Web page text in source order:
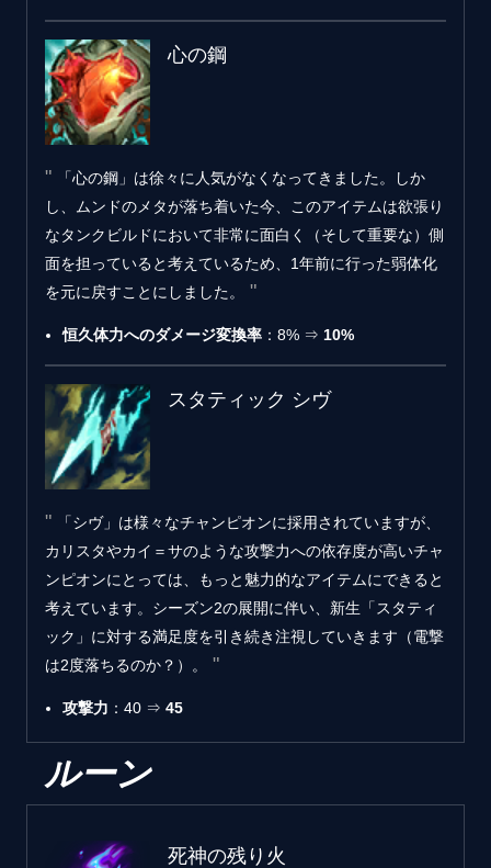
心の鋼
「心の鋼」は徐々に人気がなくなってきました。しか
し、ムンドのメタが落ち着いた今、このアイテムは欲張り
なタンクビルドにおいて非常に面白く（そして重要な）側
面を担っていると考えているため、1年前に行った弱体化
を元に戻すことにしました。
恒久体力へのダメージ変換率 ：8% ⇒ 10%
スタティック シヴ
「シヴ」は様々なチャンピオンに採用されていますが、
カリスタやカイ＝サのような攻撃力への依存度が高いチャ
ンピオンにとっては、もっと魅力的なアイテムにできると
考えています。シーズン2の展開に伴い、新生「スタティ
ック」に対する満足度を引き続き注視していきます（電撃
は2度落ちるのか？）。
攻撃力 ：40 ⇒ 45
ルーン
死神の残り火